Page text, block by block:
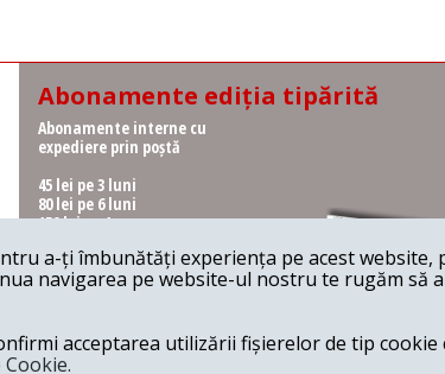
Abonamente ediția tipărită
Abonamente interne cu
expediere prin poștă
45 lei pe 3 luni
80 lei pe 6 luni
150 lei pe 1 an
Abonamente interne cu
ridicare de la redacție
62 lei pe 6 luni
115 lei pe 1 an
a-ți îmbunătăți experiența pe acest
navigarea pe website-ul nostru te rugăm
acceptarea utilizării fișierelor de tip